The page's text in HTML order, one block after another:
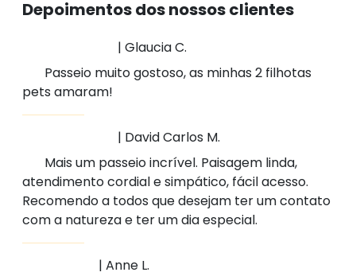
Depoimentos dos nossos clientes
| Glaucia C.
Passeio muito gostoso, as minhas 2 filhotas
pets amaram!
| David Carlos M.
Mais um passeio incrível. Paisagem linda,
atendimento cordial e simpático, fácil acesso.
Recomendo a todos que desejam ter um contato
com a natureza e ter um dia especial.
| Anne L.